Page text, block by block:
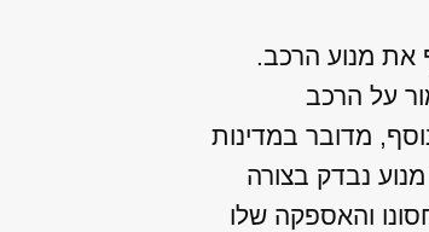
את מנוע הרכב.
על הרכב
מדובר במדינות
נבדק בצורה
והאספקה שלו